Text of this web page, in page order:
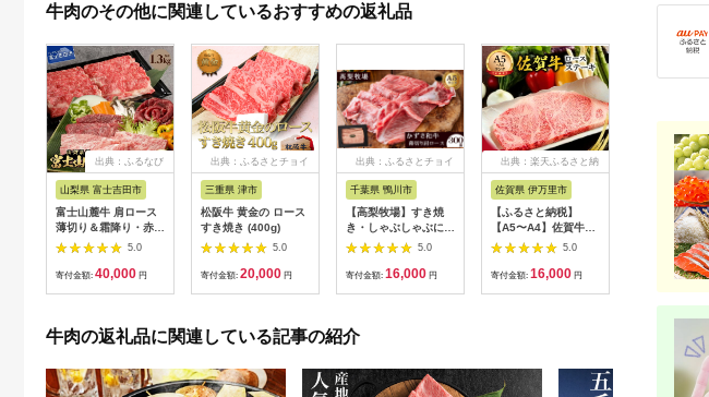
牛肉のその他に関連しているおすすめの返礼品
出典：ふるなび
山梨県 富士吉田市
富士山麓牛 肩ロース
薄切り＆霜降り・赤身
焼肉セット 牛肉 食べ
比べ 計1.3kg 焼肉 す
き焼き 国産 精肉 冷凍
5.0
寄付金額: 40,000 円
出典：ふるさとチョイ
三重県 津市
松阪牛 黄金の ロース
すき焼き (400g)
5.0
寄付金額: 20,000 円
出典：ふるさとチョイ
千葉県 鴨川市
【高梨牧場】すき焼
き・しゃぶしゃぶに！
A５ランク『かずさ和
牛（黒毛和牛）』薄切
り肩ロース 300g
5.0
寄付金額: 16,000 円
出典：楽天ふるさと納
佐賀県 伊万里市
【ふるさと納税】
【A5〜A4】佐賀牛ロ
ースステーキ
200g（200g×1枚）
125-J499
5.0
寄付金額: 16,000 円
出典：ふるさ
鹿児島県 大崎
鹿児島黒牛霜
寄付金額:
牛肉の返礼品に関連している記事の紹介